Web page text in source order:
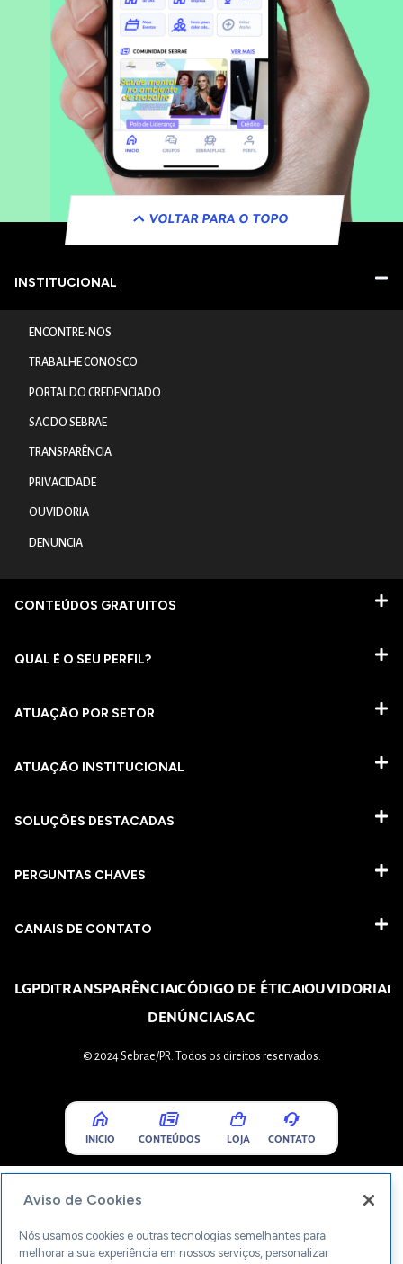
VOLTAR PARA O TOPO
INSTITUCIONAL
ENCONTRE-NOS
TRABALHE CONOSCO
PORTAL DO CREDENCIADO
SAC DO SEBRAE
TRANSPARÊNCIA
PRIVACIDADE
OUVIDORIA
DENUNCIA
CONTEÚDOS GRATUITOS
QUAL É O SEU PERFIL?
ATUAÇÃO POR SETOR
ATUAÇÃO INSTITUCIONAL
SOLUÇÕES DESTACADAS
PERGUNTAS CHAVES​
CANAIS DE CONTATO
LGPDTRANSPARÊNCIACÓDIGO DE ÉTICAOUVIDORIA
DENÚNCIASAC
© 2024 Sebrae/PR. Todos os direitos reservados.
INICIO CONTEÚDOS LOJA CONTATO
Aviso de Cookies
Nós usamos cookies e outras tecnologias semelhantes para
melhorar a sua experiência em nossos serviços, personalizar